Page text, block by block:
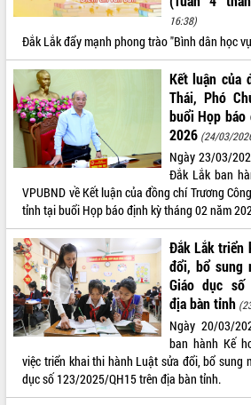
16:38)
Đắk Lắk đẩy mạnh phong trào "Bình dân học
Kết luận của
Thái, Phó
buổi Họp
2026 (24/03/
Ngày 23/03/
Đắk Lắk ban
VPUBND về Kết luận của đồng chí Trương
tỉnh tại buổi Họp báo định kỳ tháng 02 năm
Đắk Lắk triển
đổi, bổ sung
Giáo dục số
địa bàn tỉnh
Ngày 20/03/
ban hành Kế
việc triển khai thi hành Luật sửa đổi, bổ sung
dục số 123/2025/QH15 trên địa bàn tỉnh.